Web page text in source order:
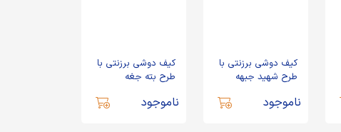
کیف دوشی برزنتی با
طرح شهید جبهه
مغنیه
ناموجود
کیف دوشی برزنتی با
طرح بته جغه
ناموجود